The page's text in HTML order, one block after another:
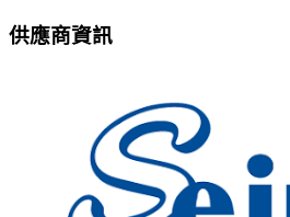
供應商資訊